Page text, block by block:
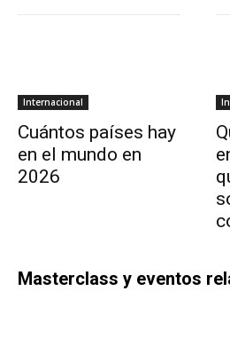
Internacional
Cuántos países hay
en el mundo en
2026
Masterclass y eventos